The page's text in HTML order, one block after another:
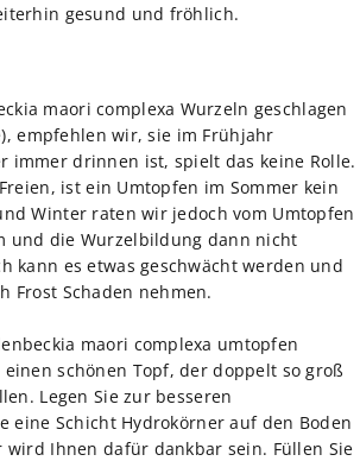
gesund und fröhlich.
maori complexa Wurzeln geschlagen
empfehlen wir, sie im Frühjahr
immer drinnen ist, spielt das keine Rolle.
ist ein Umtopfen im Sommer kein
Winter raten wir jedoch vom Umtopfen
und die Wurzelbildung dann nicht
kann es etwas geschwächt werden und
Frost Schaden nehmen.
maori complexa umtopfen
schönen Topf, der doppelt so groß
Legen Sie zur besseren
eine Schicht Hydrokörner auf den Boden
wird Ihnen dafür dankbar sein. Füllen Sie